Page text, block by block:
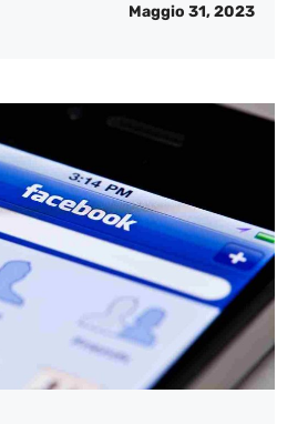
Maggio 31, 2023